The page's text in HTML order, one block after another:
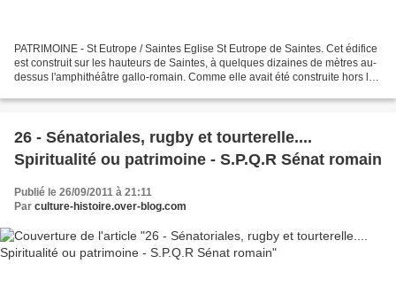
PATRIMOINE - St Eutrope / Saintes Eglise St Eutrope de Saintes. Cet édifice
est construit sur les hauteurs de Saintes, à quelques dizaines de mètres au-
dessus l'amphithéâtre gallo-romain. Comme elle avait été construite hors les
26 - Sénatoriales, rugby et tourterelle....
Spiritualité ou patrimoine - S.P.Q.R Sénat romain
Publié le 26/09/2011 à 21:11
Par culture-histoire.over-blog.com